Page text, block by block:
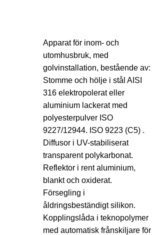
Apparat för inom- och
utomhusbruk, med
golvinstallation, bestående av:
Stomme och hölje i stål AISI
316 elektropolerat eller
aluminium lackerat med
polyesterpulver ISO
9227/12944. ISO 9223 (C5) .
Diffusor i UV-stabiliserat
transparent polykarbonat.
Reflektor i rent aluminium,
blankt och oxiderat.
Försegling i
åldringsbeständigt silikon.
Kopplingslåda i teknopolymer
med automatisk frånskiljare för